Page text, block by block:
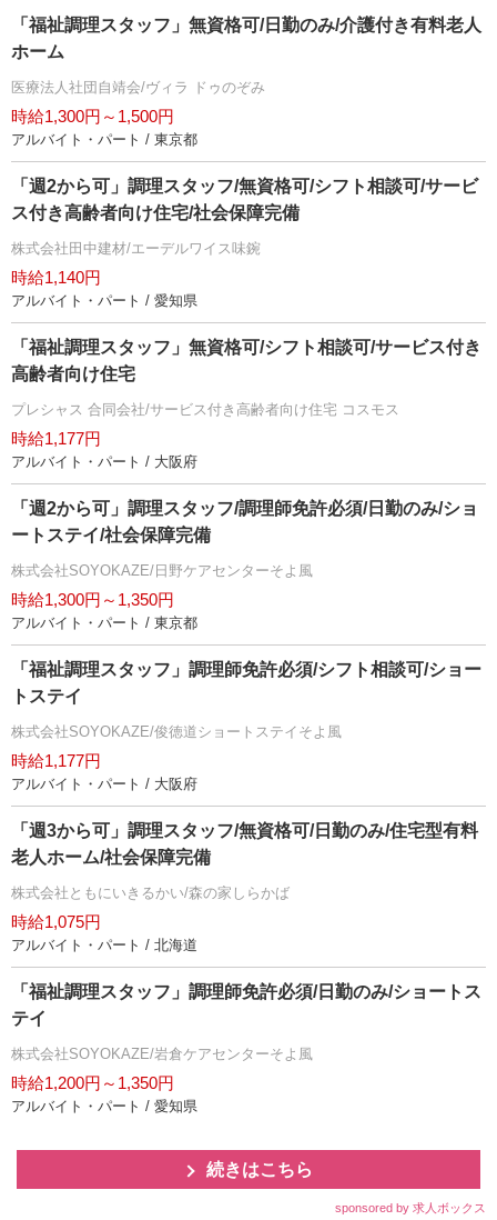
「福祉調理スタッフ」無資格可/日勤のみ/介護付き有料老人
ホーム
医療法人社団自靖会/ヴィラ ドゥのぞみ
時給1,300円～1,500円
アルバイト・パート / 東京都
「週2から可」調理スタッフ/無資格可/シフト相談可/サービ
ス付き高齢者向け住宅/社会保障完備
株式会社田中建材/エーデルワイス味鋺
時給1,140円
アルバイト・パート / 愛知県
「福祉調理スタッフ」無資格可/シフト相談可/サービス付き
高齢者向け住宅
プレシャス 合同会社/サービス付き高齢者向け住宅 コスモス
時給1,177円
アルバイト・パート / 大阪府
「週2から可」調理スタッフ/調理師免許必須/日勤のみ/ショ
ートステイ/社会保障完備
株式会社SOYOKAZE/日野ケアセンターそよ風
時給1,300円～1,350円
アルバイト・パート / 東京都
「福祉調理スタッフ」調理師免許必須/シフト相談可/ショー
トステイ
株式会社SOYOKAZE/俊徳道ショートステイそよ風
時給1,177円
アルバイト・パート / 大阪府
「週3から可」調理スタッフ/無資格可/日勤のみ/住宅型有料
老人ホーム/社会保障完備
株式会社ともにいきるかい/森の家しらかば
時給1,075円
アルバイト・パート / 北海道
「福祉調理スタッフ」調理師免許必須/日勤のみ/ショートス
テイ
株式会社SOYOKAZE/岩倉ケアセンターそよ風
時給1,200円～1,350円
アルバイト・パート / 愛知県
続きはこちら
sponsored by 求人ボックス